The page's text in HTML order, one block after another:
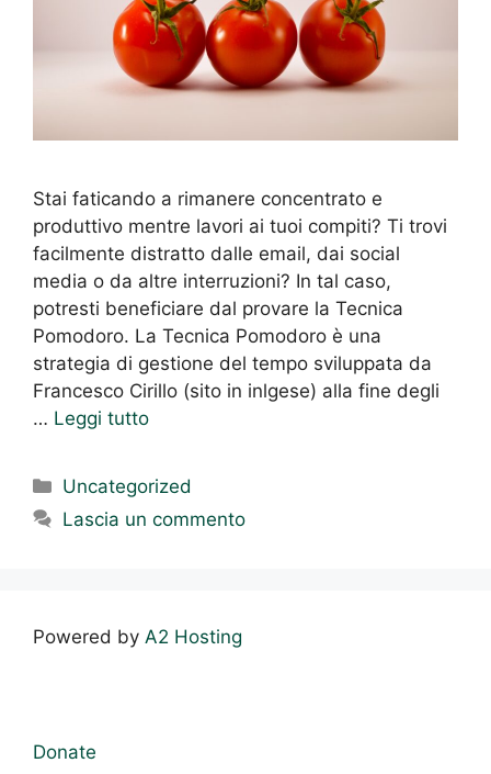
Stai faticando a rimanere concentrato e
produttivo mentre lavori ai tuoi compiti? Ti trovi
facilmente distratto dalle email, dai social
media o da altre interruzioni? In tal caso,
potresti beneficiare dal provare la Tecnica
Pomodoro. La Tecnica Pomodoro è una
strategia di gestione del tempo sviluppata da
Francesco Cirillo (sito in inlgese) alla fine degli
… Leggi tutto
Categorie
Uncategorized
Lascia un commento
Powered by A2 Hosting
Donate